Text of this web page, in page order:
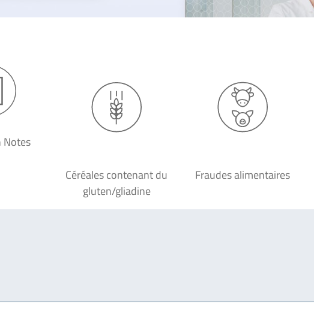
Notes
Céréales contenant du
gluten/gliadine
Fraudes alimentaires